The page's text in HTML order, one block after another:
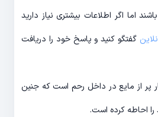
اما اگر اطلاعات بیشتری نیاز دارید
گفتگو کنید و پاسخ خود را دریافت
پر از مایع در داخل رحم است که جنین
احاطه کرده است.